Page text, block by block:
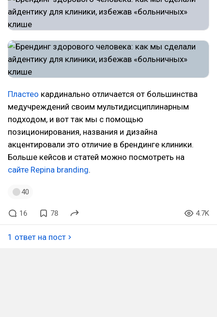
Пластео кардинально отличается от большинства
медучреждений своим мультидисциплинарным
подходом, и вот так мы с помощью
позиционирования, названия и дизайна
акцентировали это отличие в брендинге клиники.
Больше кейсов и статей можно посмотреть на
сайте Repina branding.
40
16 78 4.7K
1 ответ на пост